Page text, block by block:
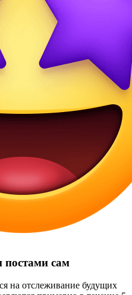
постами сам
на отслеживание будущих